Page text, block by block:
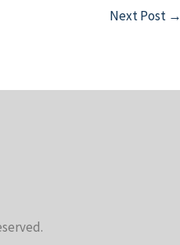
Next Post →